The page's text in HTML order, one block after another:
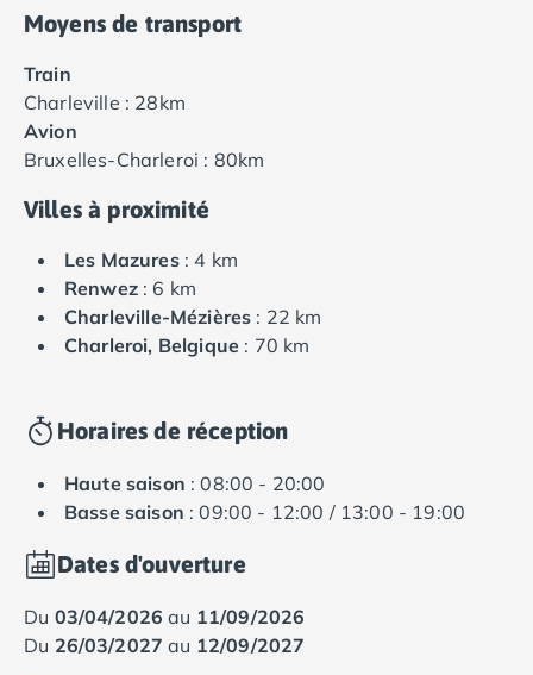
Moyens de transport
Train
Charleville : 28km
Avion
Bruxelles-Charleroi : 80km
Villes à proximité
Les Mazures: 4 km
Renwez: 6 km
Charleville-Mézières : 22 km
Charleroi, Belgique : 70 km
Horaires de réception
Haute saison : 08:00 - 20:00
Basse saison : 09:00 - 12:00 / 13:00 - 19:00
Dates d'ouverture
du 03/04/2026 au 11/09/2026
du 26/03/2027 au 12/09/2027